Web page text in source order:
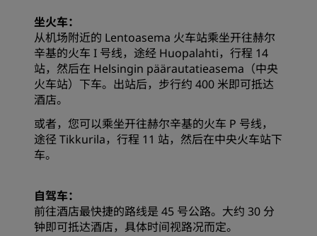
坐火车：
从机场附近的 Lentoasema 火车站乘坐开往赫尔
辛基的火车 I 号线，途经 Huopalahti，行程 14
站，然后在 Helsingin päärautatieasema（中央
火车站）下车。出站后，步行约 400 米即可抵达
酒店。
或者，您可以乘坐开往赫尔辛基的火车 P 号线，
途径 Tikkurila，行程 11 站，然后在中央火车站下
车。
自驾车：
前往酒店最快捷的路线是 45 号公路。大约 30 分
钟即可抵达酒店，具体时间视路况而定。